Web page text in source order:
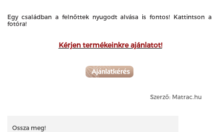
Egy családban a felnőttek nyugodt alvása is fontos! Kattintson a
fotóra!
Kérjen termékeinkre ajánlatot!
Szerző: Matrac.hu
Ossza meg!